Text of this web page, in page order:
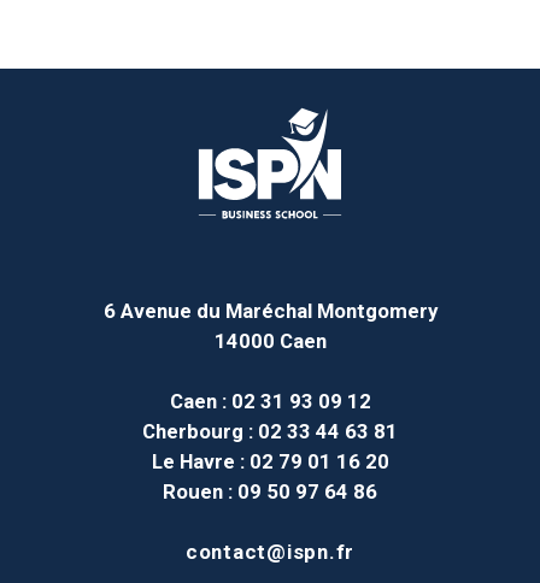
6 Avenue du Maréchal Montgomery
14000 Caen
Caen: 02 31 93 09 12
Cherbourg : 02 33 44 63 81
Le Havre : 02 79 01 16 20
Rouen : 09 50 97 64 86
contact@ispn.fr